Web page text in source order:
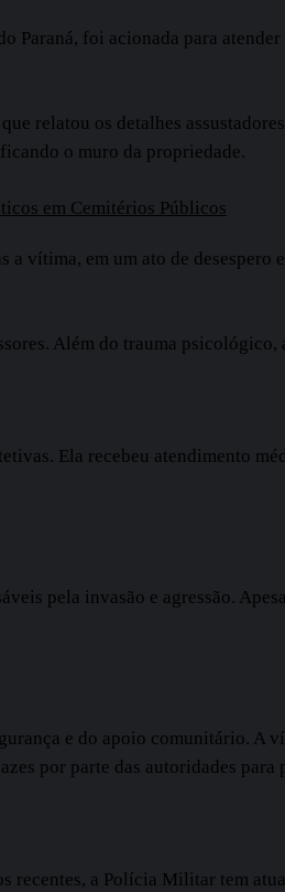
foi acionada para
relatou os detalhes
o muro da propriedade.
em Cemitérios Públicos
vítima, em um ato de desespero
Além do trauma
Ela recebeu atendimento
pela invasão e agressão.
e do apoio comunitário. A
por parte das autoridades para
a Polícia Militar tem